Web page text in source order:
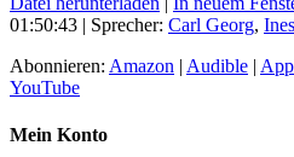
01:50:43 | Sprecher: Carl Georg, Ines
Abonnieren: Amazon | Audible |
YouTube
Mein Konto